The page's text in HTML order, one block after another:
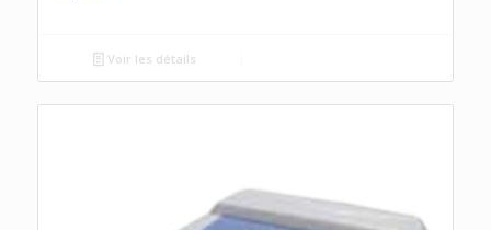
Voir les détails